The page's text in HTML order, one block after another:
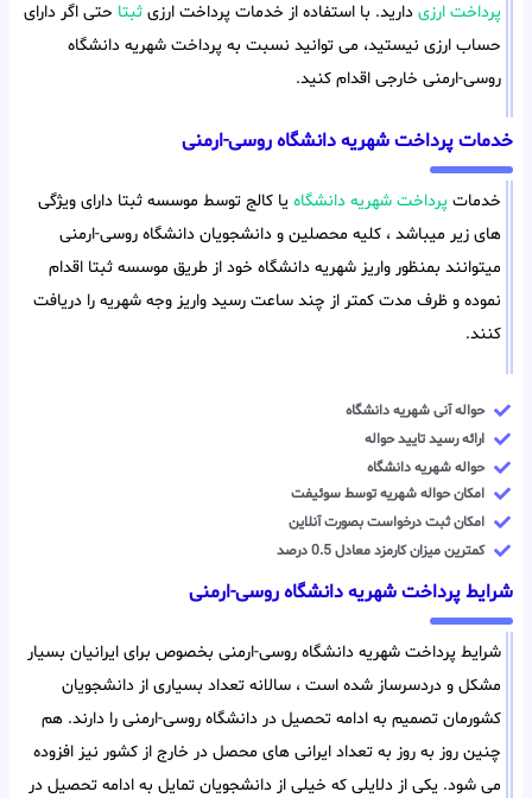
پرداخت ارزی دارید. با استفاده از خدمات پرداخت ارزی ثبتا حتی اگر دارای
حساب ارزی نیستید، می توانید نسبت به پرداخت شهریه دانشگاه
روسی-ارمنی خارجی اقدام کنید.
خدمات پرداخت شهریه دانشگاه روسی-ارمنی
خدمات پرداخت شهریه دانشگاه یا کالج توسط موسسه ثبتا دارای ویژگی
های زیر میباشد ، کلیه محصلین و دانشجویان دانشگاه روسی-ارمنی
میتوانند بمنظور واریز شهریه دانشگاه خود از طریق موسسه ثبتا اقدام
نموده و ظرف مدت کمتر از چند ساعت رسید واریز وجه شهریه را دریافت
کنند.
حواله آنی شهریه دانشگاه
ارائه رسید تایید حواله
حواله شهریه دانشگاه
امکان حواله شهریه توسط سوئیفت
امکان ثبت درخواست بصورت آنلاین
کمترین میزان کارمزد معادل 0.5 درصد
شرایط پرداخت شهریه دانشگاه روسی-ارمنی
شرایط پرداخت شهریه دانشگاه روسی-ارمنی بخصوص برای ایرانیان بسیار
مشکل و دردسرساز شده است ، سالانه تعداد بسیاری از دانشجویان
کشورمان تصمیم به ادامه تحصیل در دانشگاه روسی-ارمنی را دارند. هم
چنین روز به روز به تعداد ایرانی های محصل در خارج از کشور نیز افزوده
می شود. یکی از دلایلی که خیلی از دانشجویان تمایل به ادامه تحصیل در